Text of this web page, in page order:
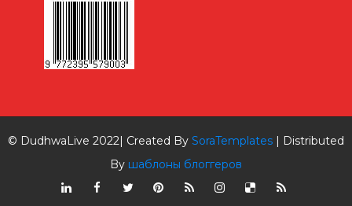
© DudhwaLive 2022| Created By SoraTemplates| Distributed
By шаблоны блоггеров